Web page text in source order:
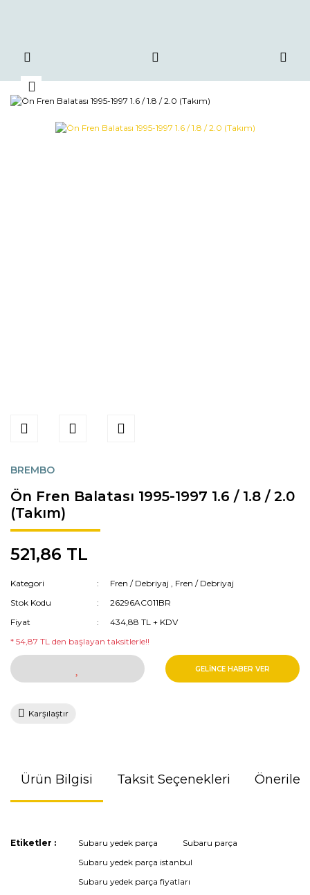
BREMBO
Ön Fren Balatası 1995-1997 1.6 / 1.8 / 2.0
(Takım)
521,86 TL
Kategori Fren / Debriyaj , Fren / Debriyaj
Stok Kodu
26296AC011BR
Fiyat
434,88 TL + KDV
* 54,87 TL den başlayan taksitlerle!!
GELİNCE HABER VER
Karşılaştır
Ürün Bilgisi Taksit Seçenekleri
Bu ürünün fiyat bilgisi, resim, ürün açıklamalarında ve diğer
kullanarak tarafımıza iletebilirsiniz.
Görüş ve önerileriniz için teşekkür ederiz.
Etiketler : Subaru yedek parça
Subaru parça
Subaru yedek parça istanbul
Subaru yedek parça fiyatları